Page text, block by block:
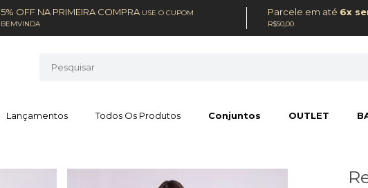
5% OFF NA PRIMEIRA COMPRA USE O CUPOM
BEMVINDA
Parcele em até 6x
R$50,00
Lançamentos Todos Os Produtos Conjuntos OUTLET